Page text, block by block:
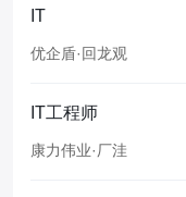
IT
优企盾· 回龙观
IT工程师
康力伟业·厂洼